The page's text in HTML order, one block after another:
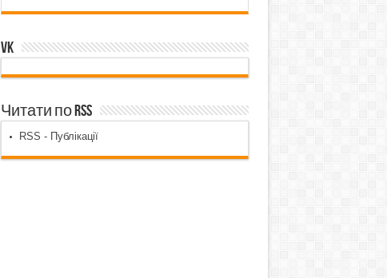
VK
Читати по RSS
RSS - Публікації